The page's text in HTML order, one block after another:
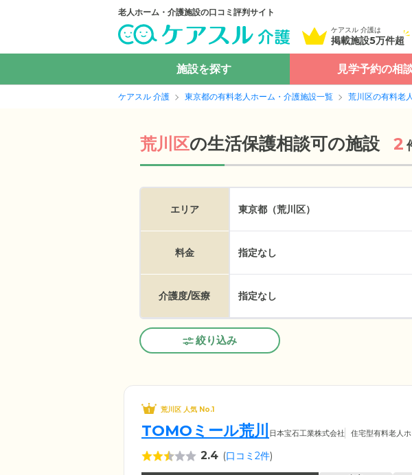
老人ホーム・介護施設の口コミ評判サイト
ケアスル 介護は
掲載施設5万件超
施設を探す 見学予約の相
ケアスル 介護 東京都の有料老人ホーム・介護施設一覧 荒川区の有料老
荒川区の生活保護相談可の施設 2
エリア 東京都（荒川区）
料金 指定なし
介護度/医療 指定なし
絞り込み
荒川区 人気 No.1
TOMOミール荒川 日本宝石工業株式会社 住宅型有料老人
2.4 (口コミ2件)